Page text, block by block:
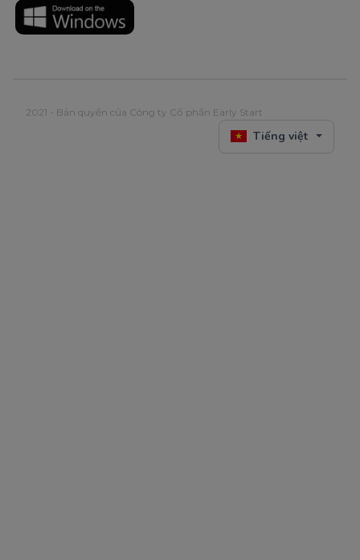
2021 - Bản quyền của Công ty Cổ phần Early Start
Tiếng việt